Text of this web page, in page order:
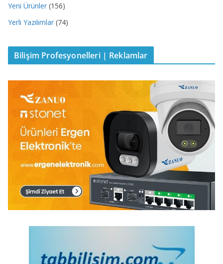
Yeni Ürünler (156)
Yerli Yazılımlar (74)
Bilişim Profesyonelleri | Reklamlar